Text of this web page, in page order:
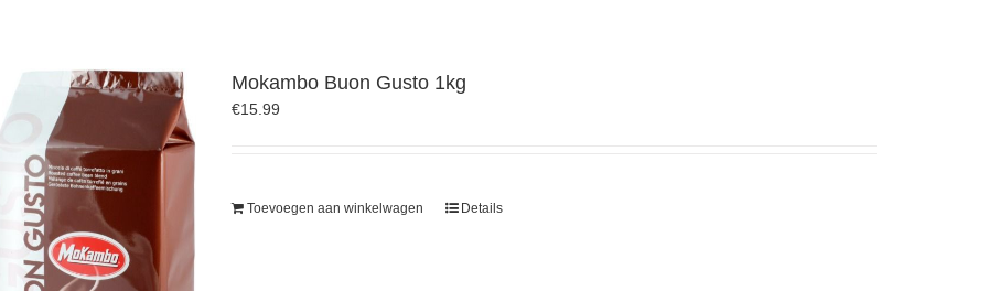
Mokambo Buon Gusto 1kg
€15.99
Toevoegen aan winkelwagen Details